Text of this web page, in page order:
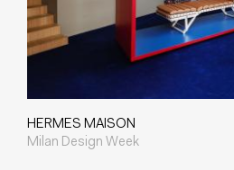
HERMES MAISON
Milan Design Week